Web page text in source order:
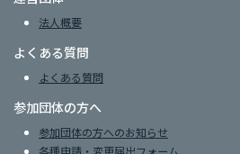
法人概要
よくある質問
よくある質問
参加団体の方へ
参加団体の方へのお知らせ
各種申請・変更届出フォーム